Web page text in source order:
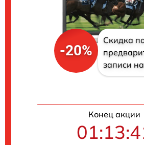
-20%
Скидка
записи
Конец акции